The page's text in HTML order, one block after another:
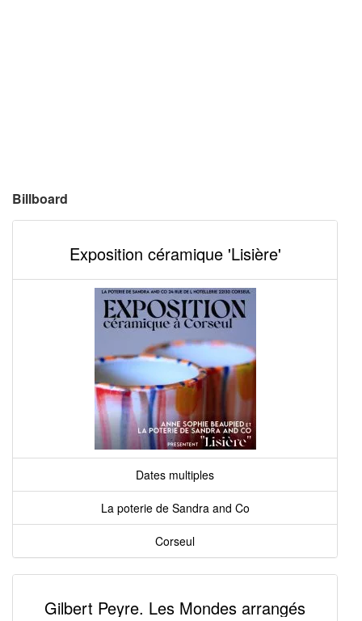
Billboard
Exposition céramique 'Lisière'
Dates multiples
La poterie de Sandra and Co
Corseul
Gilbert Peyre. Les Mondes arrangés